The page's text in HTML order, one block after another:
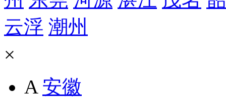
云浮 潮州
×
A 安徽